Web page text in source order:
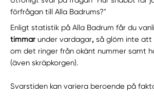
förfrågan till Alla Badrums?"
Enligt statistik på Alla Badrum får du
timmarunder vardagar,så glöm inte att
om det ringer från okänt nummer samt
(även skräpkorgen).
Svarstiden kan variera beroende på